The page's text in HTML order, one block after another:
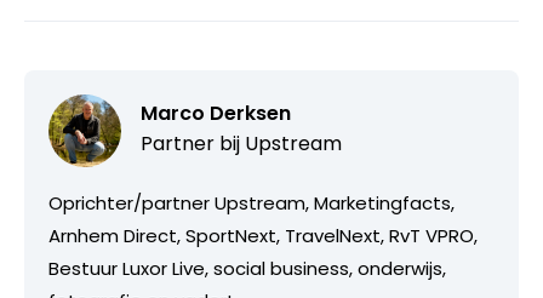
Marco Derksen
Partner bij Upstream
Oprichter/partner Upstream, Marketingfacts,
Arnhem Direct, SportNext, TravelNext, RvT VPRO,
Bestuur Luxor Live, social business, onderwijs,